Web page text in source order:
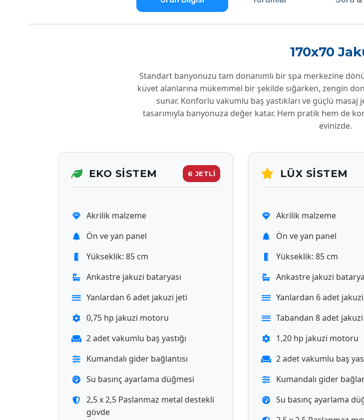
170x70
Standart banyonuzu tam donanımlı bir spa merkezine
küvet alanlarına mükemmel bir şekilde sığarken, zengin
sunar. Konforlu vakumlu baş yastıkları ve güçlü
tasarımıyla banyonuza değer katar. Hem pratik hem de
evinizde.
EKO SISTEM 6 JETLİ
Akrilik malzeme
Ön ve yan panel
Yükseklik: 85 cm
Ankastre jakuzi bataryası
Yanlardan 6 adet jakuzi jeti
0,75 hp jakuzi motoru
2 adet vakumlu baş yastığı
Kumandalı gider bağlantısı
Su basınç ayarlama düğmesi
2,5 x 2,5 Paslanmaz metal destekli
gövde
LÜX SISTEM
Akrilik malzeme
Ön ve yan panel
Yükseklik: 85 cm
Ankastre jakuzi
Yanlardan 6 adet
Tabandan 8 adet
1,20 hp jakuzi motoru
2 adet vakumlu baş
Kumandalı gider
Su basınç ayarlama